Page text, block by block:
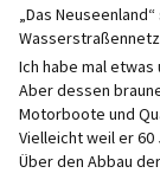
„Das
Wasserstraßennetz
Ich habe mal
Aber dessen
Motorboote und
Vielleicht weil er
Über den Abbau